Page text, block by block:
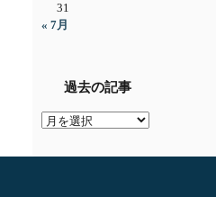
31
« 7月
過去の記事
過